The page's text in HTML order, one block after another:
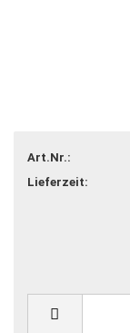
Art.Nr.:
Lieferzeit: